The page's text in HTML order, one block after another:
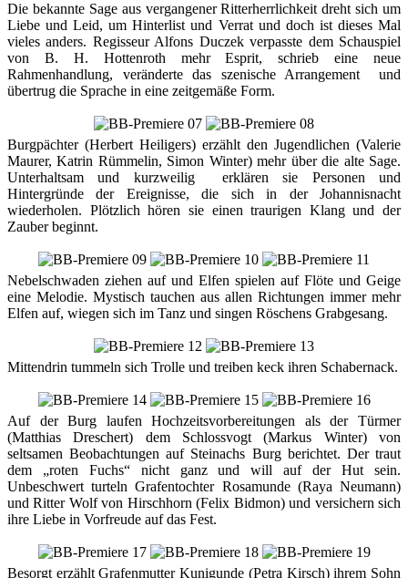
Die bekannte Sage aus vergangener Ritterherrlichkeit dreht sich um
Liebe und Leid, um Hinterlist und Verrat und doch ist dieses Mal
vieles anders. Regisseur Alfons Duczek verpasste dem Schauspiel
von B. H. Hottenroth mehr Esprit, schrieb eine neue
Rahmenhandlung, veränderte das szenische Arrangement und
übertrug die Sprache in eine zeitgemäße Form.
Burgpächter (Herbert Heiligers) erzählt den Jugendlichen (Valerie
Maurer, Katrin Rümmelin, Simon Winter) mehr über die alte Sage.
Unterhaltsam und kurzweilig erklären sie Personen und
Hintergründe der Ereignisse, die sich in der Johannisnacht
wiederholen. Plötzlich hören sie einen traurigen Klang und der
Zauber beginnt.
Nebelschwaden ziehen auf und Elfen spielen auf Flöte und Geige
eine Melodie. Mystisch tauchen aus allen Richtungen immer mehr
Elfen auf, wiegen sich im Tanz und singen Röschens Grabgesang.
Mittendrin tummeln sich Trolle und treiben keck ihren Schabernack.
Auf der Burg laufen Hochzeitsvorbereitungen als der Türmer
(Matthias Dreschert) dem Schlossvogt (Markus Winter) von
seltsamen Beobachtungen auf Steinachs Burg berichtet. Der traut
dem „roten Fuchs“ nicht ganz und will auf der Hut sein.
Unbeschwert turteln Grafentochter Rosamunde (Raya Neumann)
und Ritter Wolf von Hirschhorn (Felix Bidmon) und versichern sich
ihre Liebe in Vorfreude auf das Fest.
Besorgt erzählt Grafenmutter Kunigunde (Petra Kirsch) ihrem Sohn